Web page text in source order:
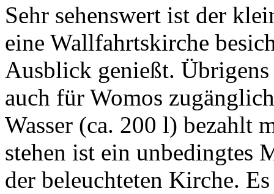
Sehr sehenswert ist der
eine Wallfahrtskirche
Ausblick genießt.
auch für Womos
Wasser (ca. 200 l) bezahlt
stehen ist ein unbedingtes
der beleuchteten Kirche.